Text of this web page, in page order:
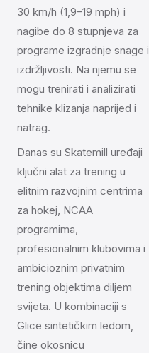
30 km/h (1,9–19 mph) i
nagibe do 8 stupnjeva za
programe izgradnje snage i
izdržljivosti. Na njemu se
mogu trenirati i analizirati
tehnike klizanja naprijed i
natrag.
Danas su Skatemill uređaji
ključni alat za trening u
elitnim razvojnim centrima
za hokej, NCAA
programima,
profesionalnim klubovima i
ambicioznim privatnim
trening objektima diljem
svijeta. U kombinaciji s
Glice sintetičkim ledom,
čine okosnicu